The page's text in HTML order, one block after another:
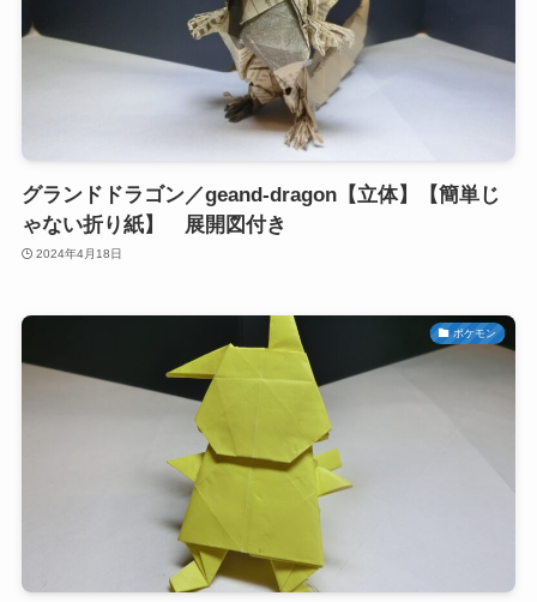
グランドドラゴン／geand-dragon【立体】【簡単じ
ゃない折り紙】 展開図付き
2024年4月18日
ポケモン